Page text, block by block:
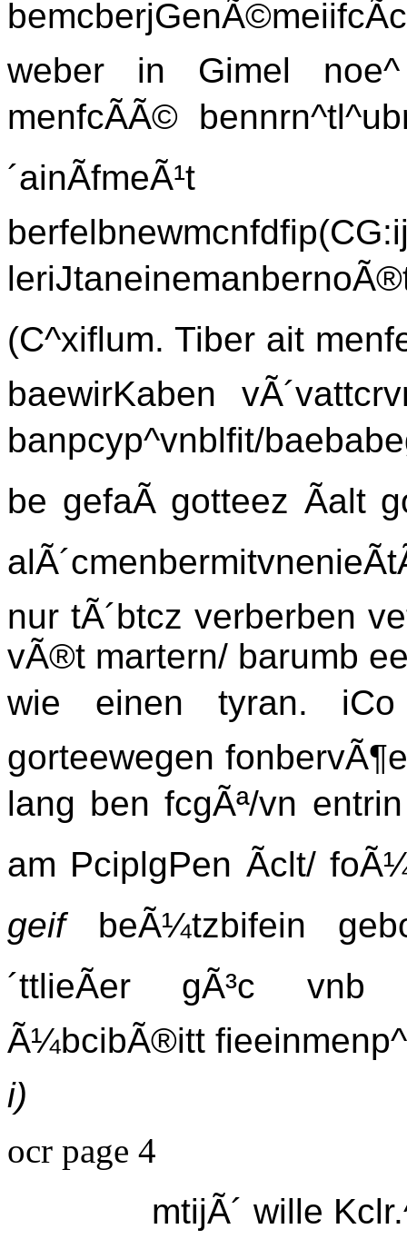
weber in Gimel
menfcÃÃ©
´ainÃfmeÃ¹t
(C^xiflum. Tiber ait
baewirKaben
banpcyp^vnblfit/
be gefaÃ gotteez
nur tÃ´btcz verberben
vÃ®t martern/ barumb
wie einen tyran.
gorteewegen
lang ben fcgÃª/vn
am PciplgPen Ãclt/
geif beÃ¼tzbifein
´ttlieÃer gÃ³c vnb
Ã¼bcibÃ®itt
i)
ocr page 4
mtijÃ´ wille